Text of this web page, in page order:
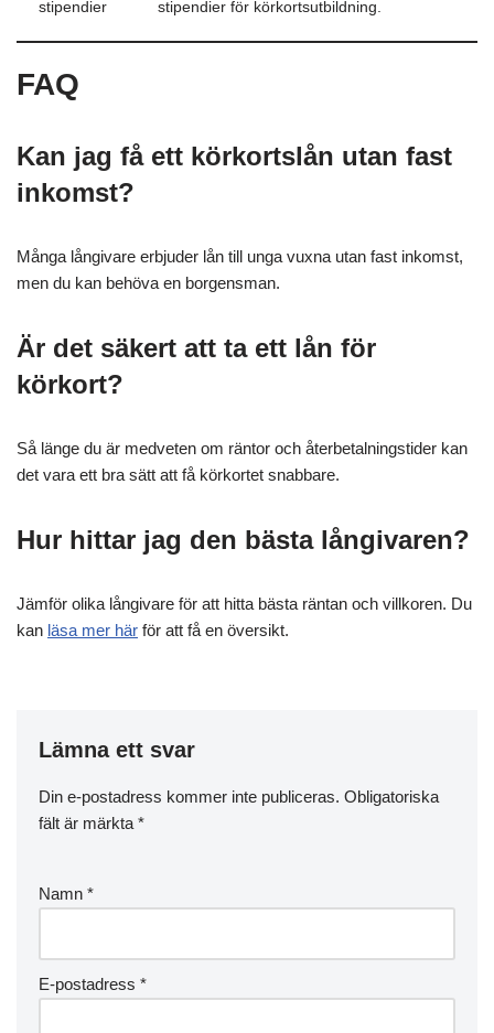
stipendier stipendier för körkortsutbildning.
FAQ
Kan jag få ett körkortslån utan fast
inkomst?
Många långivare erbjuder lån till unga vuxna utan fast inkomst,
men du kan behöva en borgensman.
Är det säkert att ta ett lån för
körkort?
Så länge du är medveten om räntor och återbetalningstider kan
det vara ett bra sätt att få körkortet snabbare.
Hur hittar jag den bästa långivaren?
Jämför olika långivare för att hitta bästa räntan och villkoren. Du
kan läsa mer här för att få en översikt.
Lämna ett svar
Din e-postadress kommer inte publiceras. Obligatoriska
fält är märkta *
Namn *
E-postadress *